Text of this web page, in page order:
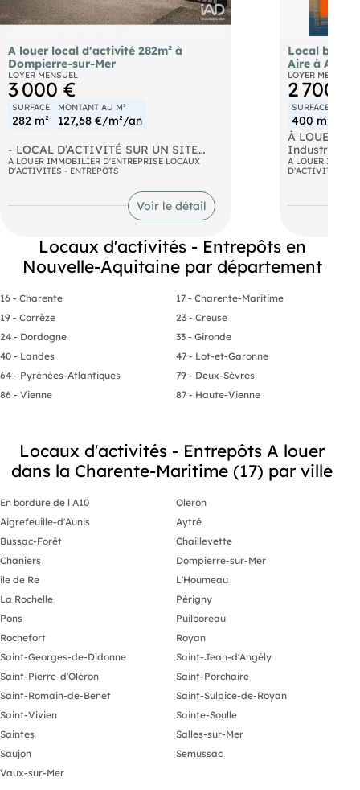
A louer local d'activité 282m² à
Dompierre-sur-Mer
LOYER MENSUEL
3 000 €
SURFACE
282 m²
MONTANT AU M²
127,68 €/m²/an
- LOCAL D’ACTIVITÉ SUR UN SITE
VALORISANT POUR VOTRE
ENTREPRISE. Offrez à votre activité
qualitative et valorisante grâce à ce
local d’activité en excellent état, conçu
développement de votre entreprise. De
construction métallique récente, ce
bâtiment développe une surface totale
de 282 m² environ, répartie comme suit
tertiaires et d’accueil : Show-room, 2
Bureaux, Salle de pause, salle d'eau, 2
de stockage / atelier avec porte
sectionnelle électrique de 4 mètres,
nécessitant facilité d’accès et logistique
optimisée. Un local qui valorise votre
bénéficier d’un environnement
professionnel haut de gamme,
renforçant son image auprès de sa
collaborateurs. Prestations et
équipements, fibre optique,
climatisation réversible, Caméras de
surveillance, terrain clos et
entièrement bitumé. Conditions
locatives : Loyer annuel : 40 800 € HT
- Taxe foncière à la charge du preneur.
Information d'affichage énergétique
sur le bien associé à cette annonce :
DPE NS indice et GES NS indice. (ID
68306), Agent Commercial mandataire
.
A LOUER IMMOBILIER D'ENTREPRISE LOCAUX
D'ACTIVITÉS - ENTREPÔTS
Voir le détail
Local brut
Aire à Aytré
LOYER MENSUEL
2 700 €
SURFACE
400 m²
À LOUER –
Industriel
Au sud de
Zone
environ (issu
m²) se
industrielle
accès
Le
durables et
A LOUER
D'ACTIVITÉS -
Locaux d'activités - Entrepôts en
Nouvelle-Aquitaine par département
16 - Charente
17 - Charente-Maritime
19 - Corrèze
23 - Creuse
24 - Dordogne
33 - Gironde
40 - Landes
47 - Lot-et-Garonne
64 - Pyrénées-Atlantiques
79 - Deux-Sèvres
86 - Vienne
87 - Haute-Vienne
Locaux d'activités - Entrepôts A louer
dans la Charente-Maritime (17) par ville
En bordure de l A10
Oleron
Aigrefeuille-d'Aunis
Aytré
Bussac-Forêt
Chaillevette
Chaniers
Dompierre-sur-Mer
ile de Re
L'Houmeau
La Rochelle
Périgny
Pons
Puilboreau
Rochefort
Royan
Saint-Georges-de-Didonne
Saint-Jean-d'Angély
Saint-Pierre-d'Oléron
Saint-Porchaire
Saint-Romain-de-Benet
Saint-Sulpice-de-Royan
Saint-Vivien
Sainte-Soulle
Saintes
Salles-sur-Mer
Saujon
Semussac
Vaux-sur-Mer